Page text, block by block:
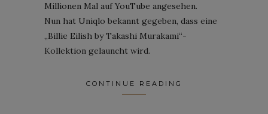
Millionen Mal auf YouTube angesehen.
Nun hat Uniqlo bekannt gegeben, dass eine
„Billie Eilish by Takashi Murakami“-
Kollektion gelauncht wird.
CONTINUE READING